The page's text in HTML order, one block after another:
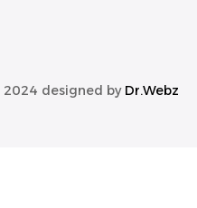
2024 designed by Dr.Webz